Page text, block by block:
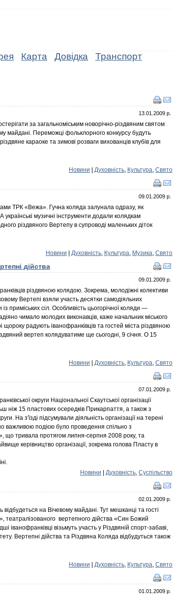
Карта Довідка Транспорт
13.01.2009 р.
за загальноміським новорічно-різдвяним святом
майдані. Переможці фольклорного конкурсу будуть
караоке та зимові розваги вихованців клубів для
Новини
Духовність, Культура, Свято
09.01.2009 р.
ТРК «Вежа». Гучна коляда залунала одразу, як
українські музичні інструменти додали колядкам
різдвяного Вертепу в супроводі маленьких діток
Новини
Духовність, Культура, Музика, Свято
дійства
09.01.2009 р.
різдвяною колядою. Зокрема, молодіжні колективи
Вертепі взяли участь десятки самодіяльних
приміських сіл. Особливість цьогорічної коляди —
чимало молодих виконавців, каже начальник міського
радують іванофранківців та гостей міста різдвяною
вертеп колядуватиме ще сьогодні, 9 січня. О 15
Новини
Духовність, Культура, Свято
07.01.2009 р.
округи Національної Скаутської організації
ніж 15 пластових осередків Прикарпаття, а також з
На з'їзді підсумували діяльність організації на терені
важливою подією було проведення спільно з
що тривала протягом липня-серпня 2008 року, та
керівництво організації, зокрема голова Пласту в
Новини
Духовність, Суспільство
02.01.2009 р.
на Вічевому майдані. Тут мешканці та гості
театралізованого вертепного дійства «Син Божий
іванофранківці візьмуть участь у Різдвяній спорт-забаві,
Вертепні дійства та Різдвяна Коляда відбудуться також
Новини
Духовність, Культура, Свято
01.01.2009 р.